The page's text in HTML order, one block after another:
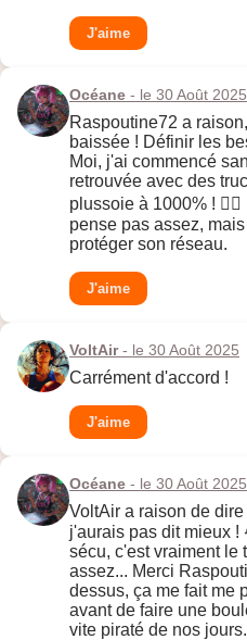
J'aime
Océane - le 30 Août 2025
Raspoutine72 a
baissée ! Définir les
Moi, j'ai commencé
retrouvée avec des
plussoie à 1000% !
pense pas assez,
protéger son réseau.
J'aime
VoltAir- le 30 Août 2025
Carrément d'accord !
J'aime
Océane - le 30 Août 2025
VoltAir a raison de
j'aurais pas dit mieux
sécu, c'est vraiment le
assez... Merci
dessus, ça me fait me
avant de faire une
vite piraté de nos